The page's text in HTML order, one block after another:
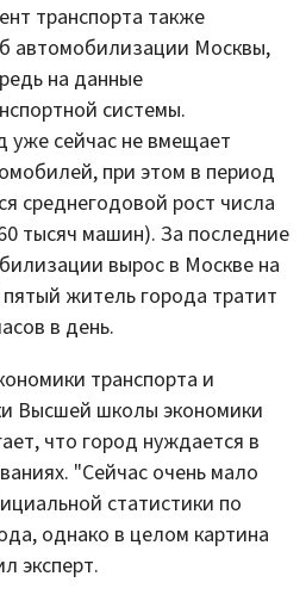
транспорта также
автомобилизации Москвы,
на данные
системы.
уже сейчас не вмещает
при этом в период
среднегодовой рост числа
тысяч машин). За последние
вырос в Москве на
житель города тратит
в день.
транспорта и
Высшей школы экономики
что город нуждается в
"Сейчас очень мало
статистики по
однако в целом картина
эксперт.